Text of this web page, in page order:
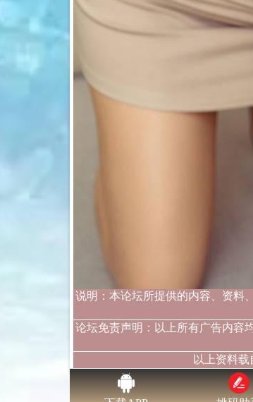
说明：本论坛所提供的内容、资料
论坛免责声明：以上所有广告内容
以上资料